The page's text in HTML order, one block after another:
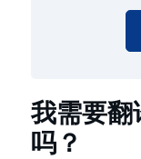
我需要
吗？